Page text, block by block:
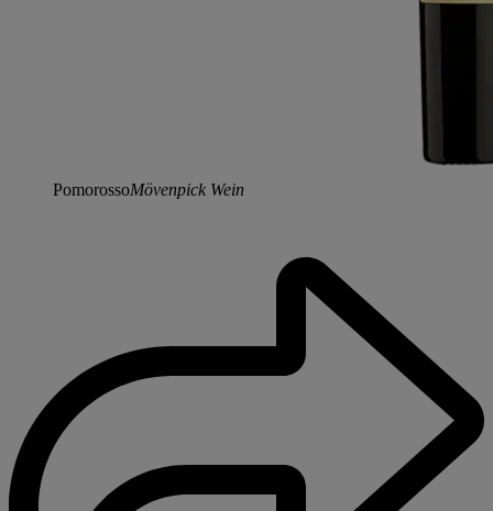
PomorossoMövenpick Wein